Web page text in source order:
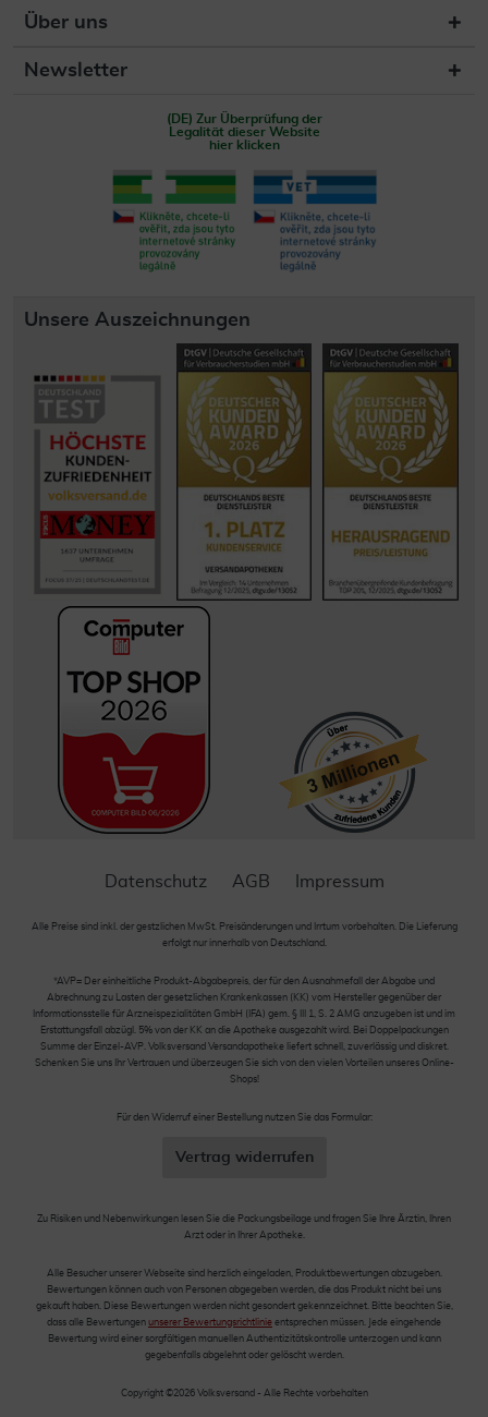
Über uns
Newsletter
(DE) Zur Überprüfung der
Legalität dieser Website
hier klicken
Unsere Auszeichnungen
Datenschutz AGB Impressum
Alle Preise sind inkl. der gestzlichen MwSt. Preisänderungen und Irrtum vorbehalten. Die Lieferung
erfolgt nur innerhalb von Deutschland.
*AVP= Der einheitliche Produkt-Abgabepreis, der für den Ausnahmefall der Abgabe und
Abrechnung zu Lasten der gesetzlichen Krankenkassen (KK) vom Hersteller gegenüber der
Informationsstelle für Arzneispezialitäten GmbH (IFA) gem. § III 1, S. 2 AMG anzugeben ist und im
Erstattungsfall abzügl. 5% von der KK an die Apotheke ausgezahlt wird. Bei Doppelpackungen
Summe der Einzel-AVP. Volksversand Versandapotheke liefert schnell, zuverlässig und diskret.
Schenken Sie uns Ihr Vertrauen und überzeugen Sie sich von den vielen Vorteilen unseres Online-
Shops!
Für den Widerruf einer Bestellung nutzen Sie das Formular:
Vertrag widerrufen
Zu Risiken und Nebenwirkungen lesen Sie die Packungsbeilage und fragen Sie Ihre Ärztin, Ihren
Arzt oder in Ihrer Apotheke.
Alle Besucher unserer Webseite sind herzlich eingeladen, Produktbewertungen abzugeben.
Bewertungen können auch von Personen abgegeben werden, die das Produkt nicht bei uns
gekauft haben. Diese Bewertungen werden nicht gesondert gekennzeichnet. Bitte beachten Sie,
dass alle Bewertungen unserer Bewertungsrichtlinie entsprechen müssen. Jede eingehende
Bewertung wird einer sorgfältigen manuellen Authentizitätskontrolle unterzogen und kann
gegebenfalls abgelehnt oder gelöscht werden.
Copyright ©2026 Volksversand - Alle Rechte vorbehalten